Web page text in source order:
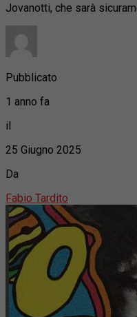
Jovanotti, che sarà
Pubblicato
1 anno fa
il
25 Giugno 2025
Da
Fabio Tardito